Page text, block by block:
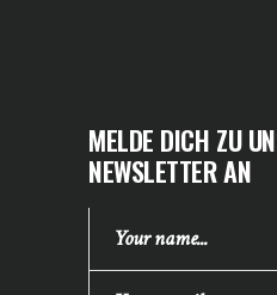
MELDE DICH ZU
NEWSLETTER AN